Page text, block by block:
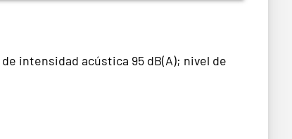
intensidad acústica 95 dB(A); nivel de